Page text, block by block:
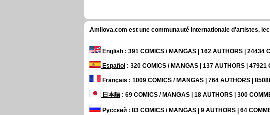
Amilova.com est une communauté internationale d'artistes,
English : 391 COMICS / MANGAS | 162 AUTHORS | 24434
Español : 320 COMICS / MANGAS | 137 AUTHORS | 47921
Français : 1009 COMICS / MANGAS | 764 AUTHORS |
日本語: 69 COMICS / MANGAS | 18 AUTHORS | 300
Русский : 83 COMICS / MANGAS | 9 AUTHORS | 64